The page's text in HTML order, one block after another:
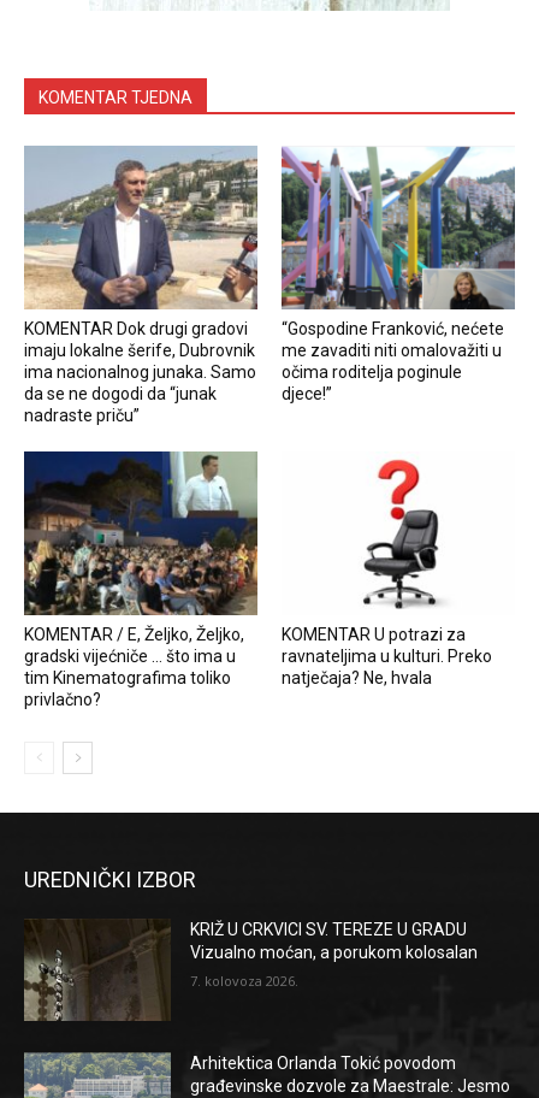
KOMENTAR TJEDNA
KOMENTAR Dok drugi gradovi
imaju lokalne šerife, Dubrovnik
ima nacionalnog junaka. Samo
da se ne dogodi da “junak
nadraste priču”
“Gospodine Franković, nećete
me zavaditi niti omalovažiti u
očima roditelja poginule
djece!”
KOMENTAR / E, Željko, Željko,
gradski vijećniče … što ima u
tim Kinematografima toliko
privlačno?
KOMENTAR U potrazi za
ravnateljima u kulturi. Preko
natječaja? Ne, hvala
UREDNIČKI IZBOR
KRIŽ U CRKVICI SV. TEREZE U GRADU
Vizualno moćan, a porukom kolosalan
7. kolovoza 2026.
Arhitektica Orlanda Tokić povodom
građevinske dozvole za Maestrale: Jesmo